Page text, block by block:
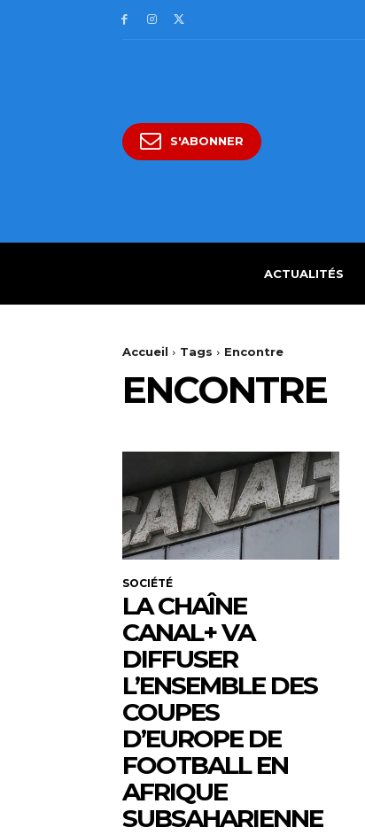
S'ABONNER
ACTUALITÉS
Accueil Tags Encontre
ENCONTRE
SOCIÉTÉ
LA CHAÎNE
CANAL+ VA
DIFFUSER
L’ENSEMBLE DES
COUPES
D’EUROPE DE
FOOTBALL EN
AFRIQUE
SUBSAHARIENNE